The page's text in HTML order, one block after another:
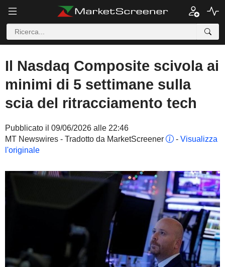
Il Nasdaq Composite scivola ai
minimi di 5 settimane sulla
scia del ritracciamento tech
Pubblicato il 09/06/2026 alle 22:46
MT Newswires - Tradotto da MarketScreener
- Visualizza
l'originale